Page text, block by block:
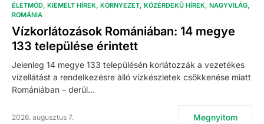
ÉLETMÓD KIEMELT HÍREK KÖRNYEZET KÖZÉRDEKŰ HÍREK NAGYVILÁG
ROMÁNIA
Vízkorlátozások Romániában: 14 megye
133 települése érintett
Jelenleg 14 megye 133 településén korlátozzák a vezetékes
vízellátást a rendelkezésre álló vízkészletek csökkenése miatt
Romániában – derül…
2026. augusztus 7. Megnyitom